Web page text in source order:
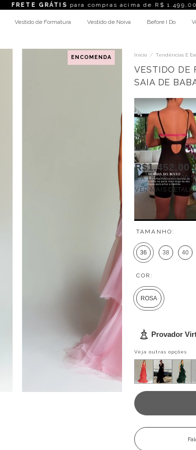
para compras acima de R$ 1.499,00LOJASem
Vestido de Formatura Vestido de Noiva Before I Do
ENCOMENDA Início / Tendências E
VESTIDO DE
SAIA DE
R$1.452,00
6 X DER$242,00
VER MAIS
TAMANHO:
36 38 40
COR:
ROSA
Provador
Veja outras opções